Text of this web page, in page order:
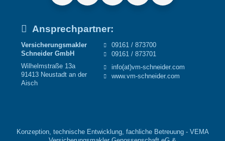
Ansprechpartner:
Versicherungsmakler
Schneider GmbH
Wilhelmstraße 13a
91413 Neustadt an der
Aisch
09161 / 873700
09161 / 873701
info(at)vm-schneider.com
www.vm-schneider.com
Konzeption, technische Entwicklung, fachliche Betreuung - VEMA